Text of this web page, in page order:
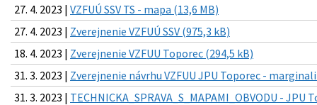
27. 4. 2023 | VZFUÚ SSV TS - mapa (13,6 MB)
27. 4. 2023 | Zverejnenie VZFUÚ SSV (975,3 kB)
18. 4. 2023 | Zverejnenie VZFUU Toporec (294,5 kB)
31. 3. 2023 | Zverejnenie návrhu VZFUU JPU Toporec -
31. 3. 2023 | TECHNICKA_SPRAVA_S_MAPAMI_OBVODU - JPU